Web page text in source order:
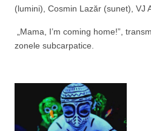
(lumini), Cosmin Lazăr (sunet), VJ
„Mama, I’m coming home!”,
zonele subcarpatice.